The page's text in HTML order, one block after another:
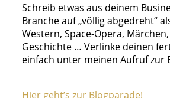
Schreib etwas aus deinem
Branche auf „völlig abgedreht“
Western, Space-Opera,
Geschichte … Verlinke deinen
einfach unter meinen Aufruf zur
Hier geht’s zur Blogparade!